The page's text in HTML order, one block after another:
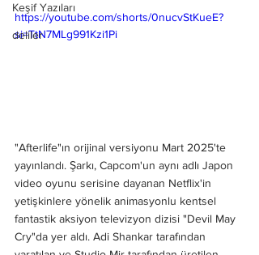
Keşif Yazıları
deliler
https://youtube.com/shorts/0nucvStKueE?
si=TtN7MLg991Kzi1Pi
"Afterlife"ın orijinal versiyonu Mart 2025'te
yayınlandı. Şarkı, Capcom'un aynı adlı Japon
video oyunu serisine dayanan Netflix'in
yetişkinlere yönelik animasyonlu kentsel
fantastik aksiyon televizyon dizisi "Devil May
Cry"da yer aldı. Adi Shankar tarafından